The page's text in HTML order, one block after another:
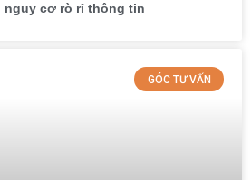
nguy cơ rò rỉ thông tin
GÓC TƯ VẤN